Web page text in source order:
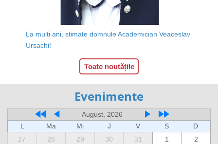
La mulți ani, stimate domnule Academician Veaceslav
Ursachi!
Toate noutățile
Evenimente
August, 2026
L
Ma Mi J V S
D
27
28 29 30 31 1
2